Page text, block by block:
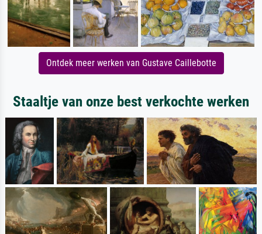
Ontdek meer werken van Gustave Caillebotte
Staaltje van onze best verkochte werken